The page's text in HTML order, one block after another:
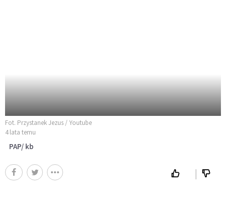
Fot. Przystanek Jezus / Youtube
4 lata temu
PAP/ kb